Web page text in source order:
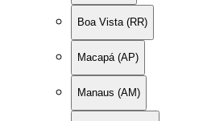
Boa Vista (RR)
Macapá (AP)
Manaus (AM)